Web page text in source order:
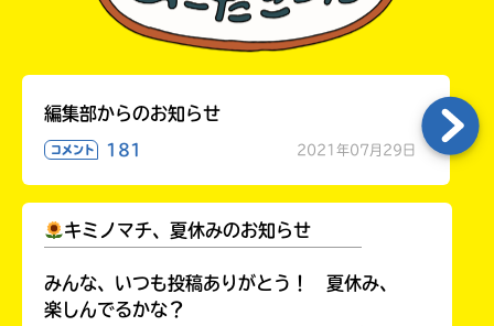
編集部からのお知らせ
コメント 181 2021年07月29日
キミノマチ、夏休みのお知らせ
みんな、いつも投稿ありがとう！ 夏休み、
楽しんでるかな？